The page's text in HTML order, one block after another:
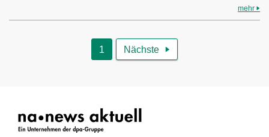
mehr
1 Nächste 